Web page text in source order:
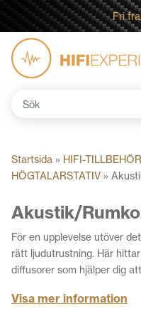
Fri
Startsida » HIFI-
HÖGTALARSTATIV »
Akustik/
För en upplevelse utöver
rätt ljudutrustning. Här
diffusorer som hjälper dig
möjliga ljudupplevelsen
Visa mer information